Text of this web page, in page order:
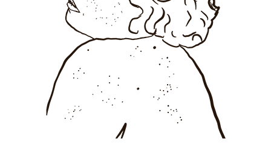
गोपनीयता नीति
अपना केस तैयार करें